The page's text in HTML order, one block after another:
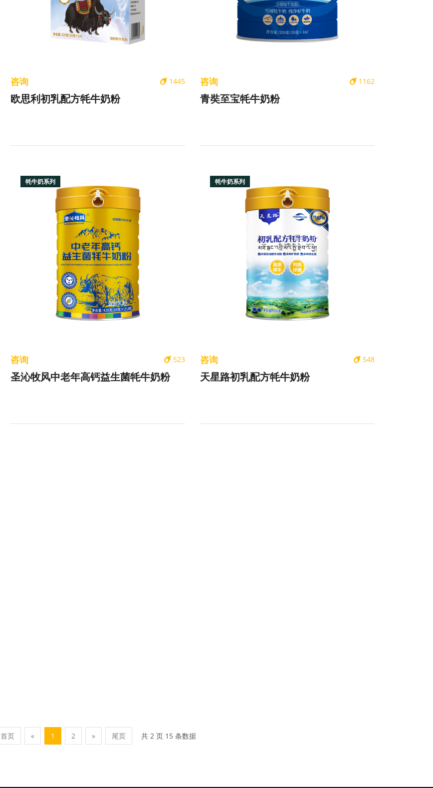
1445
咨询
欧思利初乳配方牦牛奶粉
1162
咨询
青奘至宝牦牛奶粉
牦牛奶系列
523
咨询
圣沁牧风中老年高钙益生菌牦牛奶粉
牦牛奶系列
548
咨询
天星路初乳配方牦牛奶粉
首页 « 1 2 » 尾页 共 2 页 15 条数据